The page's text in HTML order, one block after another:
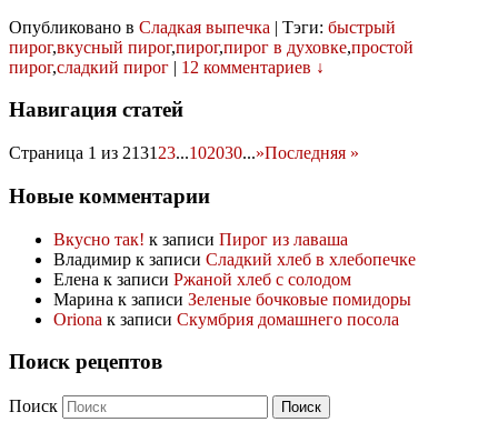
Опубликовано в Сладкая выпечка | Тэги: быстрый
пирог,вкусный пирог,пирог,пирог в духовке,простой
пирог,сладкий пирог | 12 комментариев ↓
Навигация статей
Страница 1 из 2131 23...102030...»Последняя »
Новые комментарии
Вкусно так! к записи Пирог из лаваша
Владимир к записи Сладкий хлеб в хлебопечке
Елена к записи Ржаной хлеб с солодом
Марина к записи Зеленые бочковые помидоры
Oriona к записи Скумбрия домашнего посола
Поиск рецептов
Поиск